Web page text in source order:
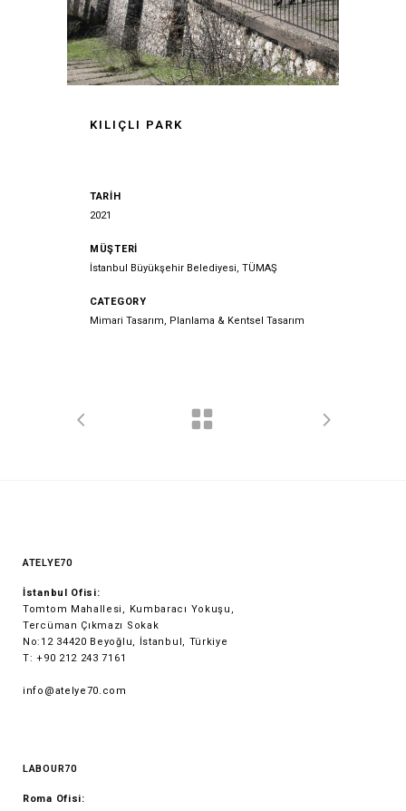
KILIÇLI PARK
TARİH
2021
MÜŞTERİ
İstanbul Büyükşehir Belediyesi, TÜMAŞ
CATEGORY
Mimari Tasarım, Planlama & Kentsel Tasarım
ATELYE70
İstanbul Ofisi:
Tomtom Mahallesi, Kumbaracı Yokuşu,
Tercüman Çıkmazı Sokak
No:12 34420 Beyoğlu, İstanbul, Türkiye
T: +90 212 243 7161
info@atelye70.com
LABOUR70
Roma Ofisi: